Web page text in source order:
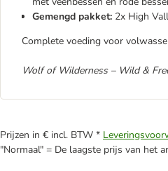
Gemengd pakket: 2x High
Complete voeding voor
Wolf of Wilderness – Wild &
Prijzen in € incl. BTW *
"Normaal" = De laagste prijs van het